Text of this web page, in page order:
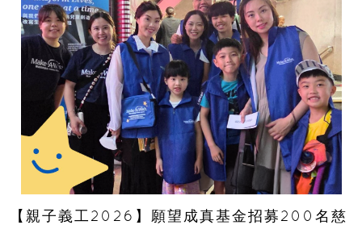
【親子義工2026】願望成真基金招募200名慈